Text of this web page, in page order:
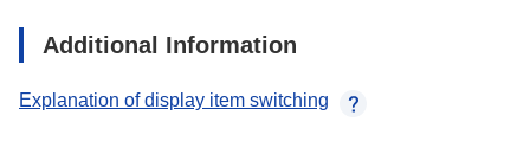
Additional Information
Explanation of display item switching